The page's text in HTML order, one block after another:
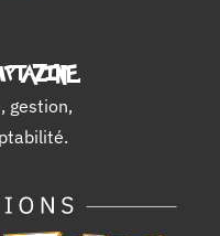
.
gestion,